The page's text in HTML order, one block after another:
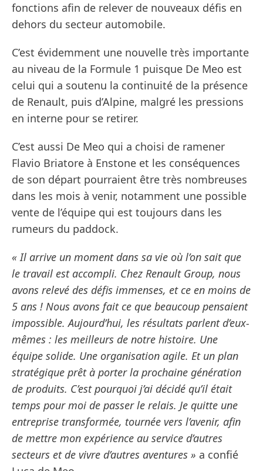
fonctions afin de relever de nouveaux défis en
dehors du secteur automobile.
C’est évidemment une nouvelle très importante
au niveau de la Formule 1 puisque De Meo est
celui qui a soutenu la continuité de la présence
de Renault, puis d’Alpine, malgré les pressions
en interne pour se retirer.
C’est aussi De Meo qui a choisi de ramener
Flavio Briatore à Enstone et les conséquences
de son départ pourraient être très nombreuses
dans les mois à venir, notamment une possible
vente de l’équipe qui est toujours dans les
rumeurs du paddock.
« Il arrive un moment dans sa vie où l’on sait que
le travail est accompli. Chez Renault Group, nous
avons relevé des défis immenses, et ce en moins de
5 ans ! Nous avons fait ce que beaucoup pensaient
impossible. Aujourd’hui, les résultats parlent d’eux-
mêmes : les meilleurs de notre histoire. Une
équipe solide. Une organisation agile. Et un plan
stratégique prêt à porter la prochaine génération
de produits. C’est pourquoi j’ai décidé qu’il était
temps pour moi de passer le relais. Je quitte une
entreprise transformée, tournée vers l’avenir, afin
de mettre mon expérience au service d’autres
secteurs et de vivre d’autres aventures » a confié